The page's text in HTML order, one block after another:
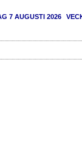
7 AUGUSTI 2026